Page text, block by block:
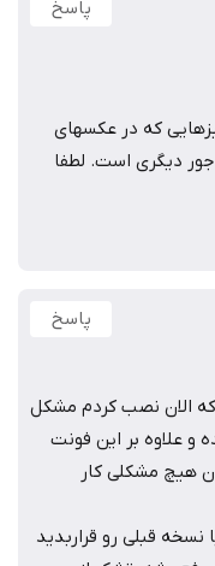
در عکسهای
است. لطفا
نصب کردم مشکل
بر این فونت
کار
رو قراربدید